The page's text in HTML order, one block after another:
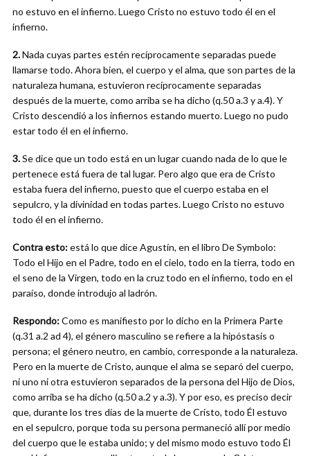
no estuvo en el infierno. Luego Cristo no estuvo todo él en el
infierno.
2.Nada cuyas partes estén recíprocamente separadas puede
llamarse todo. Ahora bien, el cuerpo y el alma, que son partes de la
naturaleza humana, estuvieron recíprocamente separadas
después de la muerte, como arriba se ha dicho (q.50 a.3 y a.4). Y
Cristo descendió a los infiernos estando muerto. Luego no pudo
estar todo él en el infierno.
3.Se dice que un todo está en un lugar cuando nada de lo que le
pertenece está fuera de tal lugar. Pero algo que era de Cristo
estaba fuera del infierno, puesto que el cuerpo estaba en el
sepulcro, y la divinidad en todas partes. Luego Cristo no estuvo
todo él en el infierno.
Contra esto:está lo que dice Agustín, en el libro De Symbolo:
Todo el Hijo en el Padre, todo en el cielo, todo en la tierra, todo en
el seno de la Virgen, todo en la cruz todo en el infierno, todo en el
paraíso, donde introdujo al ladrón.
Respondo:Como es manifiesto por lo dicho en la Primera Parte
(q.31 a.2 ad 4), el género masculino se refiere a la hipóstasis o
persona; el género neutro, en cambio, corresponde a la naturaleza.
Pero en la muerte de Cristo, aunque el alma se separó del cuerpo,
ni uno ni otra estuvieron separados de la persona del Hijo de Dios,
como arriba se ha dicho (q.50 a.2 y a.3). Y por eso, es preciso decir
que, durante los tres días de la muerte de Cristo, todo Él estuvo
en el sepulcro, porque toda su persona permaneció allí por medio
del cuerpo que le estaba unido; y del mismo modo estuvo todo Él